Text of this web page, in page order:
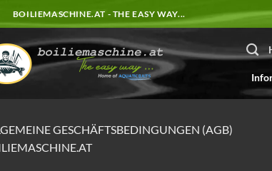
BOILIEMASCHINE.AT - THE EASY WAY...
GESCHÄFTSBEDINGUNGEN (AGB)